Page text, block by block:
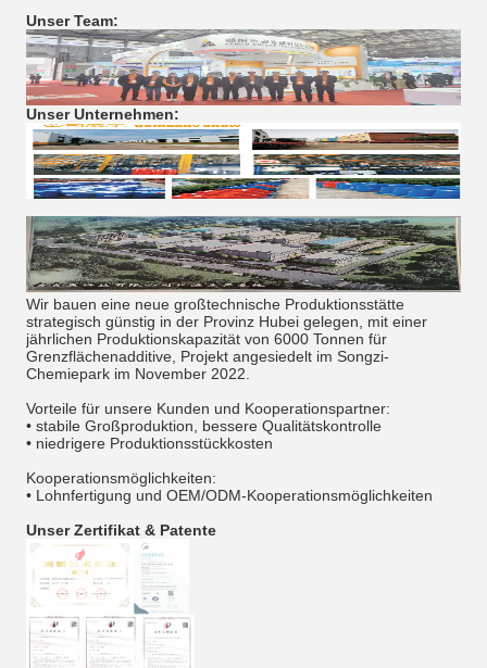
Unser Team:
Unser Unternehmen:
Wir bauen eine neue großtechnische Produktionsstätte
strategisch günstig in der Provinz Hubei gelegen, mit einer
jährlichen Produktionskapazität von 6000 Tonnen für
Grenzflächenadditive, Projekt angesiedelt im Songzi-
Chemiepark im November 2022.
Vorteile für unsere Kunden und Kooperationspartner:
• stabile Großproduktion, bessere Qualitätskontrolle
• niedrigere Produktionsstückkosten
Kooperationsmöglichkeiten:
• Lohnfertigung und OEM/ODM-Kooperationsmöglichkeiten
Unser Zertifikat & Patente